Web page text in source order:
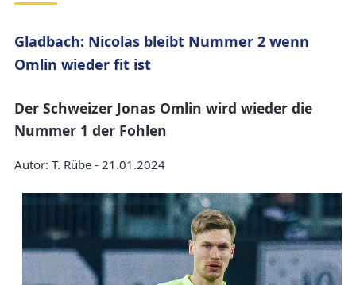
Gladbach: Nicolas bleibt Nummer 2 wenn
Omlin wieder fit ist
Der Schweizer Jonas Omlin wird wieder die
Nummer 1 der Fohlen
Autor: T. Rübe - 21.01.2024